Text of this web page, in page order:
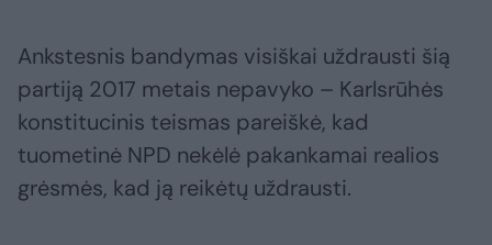
Ankstesnis bandymas visiškai uždrausti šią
partiją 2017 metais nepavyko – Karlsrūhės
konstitucinis teismas pareiškė, kad
tuometinė NPD nekėlė pakankamai realios
grėsmės, kad ją reikėtų uždrausti.